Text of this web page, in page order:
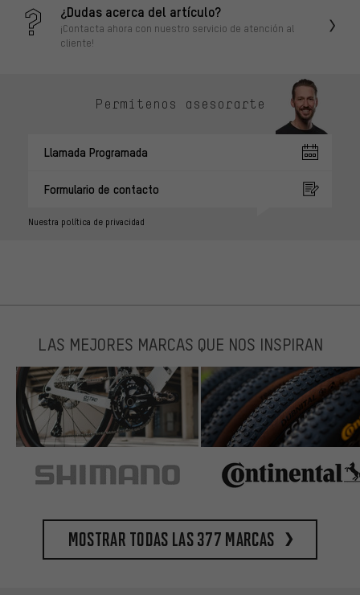
¿Dudas acerca del artículo?
¡Contacta ahora con nuestro servicio de atención al
cliente!
Permítenos asesorarte
Llamada Programada
Formulario de contacto
Nuestra política de privacidad
LAS MEJORES MARCAS QUE NOS INSPIRAN
Mostrar todas las 377 marcas